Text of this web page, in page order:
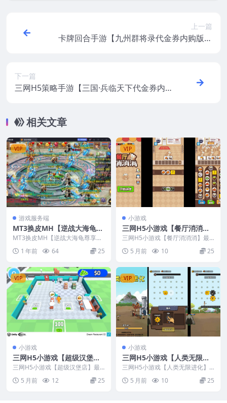
上一篇
卡牌回合手游【九州群将录代金券内购版】
下一篇
三网H5策略手游【三国·兵临天下代金券内
相关文章
VIP
游戏服务端
MT3换皮MH【逆战大海龟尊
享挂机修复版】最新整理Cen
tOS手工服务端+安卓苹果双
端+GM后台+源码+视频教程
MT3换皮MH【逆战大海龟尊享挂
机修复版】最新整理CentOS手工
服务端+安卓苹...
1 年前 64 25
VIP
小游戏
三网H5小游戏【餐厅消消
消】最新整理Linux手工服务
端+安卓
三网H5小游戏【餐厅消消消】最
5 月前 10 25
VIP
小游戏
三网H5小游戏【超级汉堡
店】最新整理Linux手工服务
端+安卓
三网H5小游戏【超级汉堡店】最
5 月前 12 25
VIP
小游戏
三网H5小游戏【人类无限进
化】最新整理Linux手工服务
端+安卓
三网H5小游戏【人类无限进化】
最新整理Linux手工服务端+安卓
5 月前 10 25